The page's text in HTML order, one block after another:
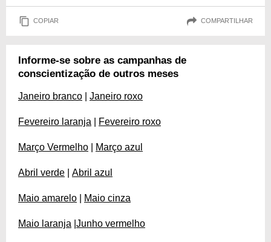
COPIAR COMPARTILHAR
Informe-se sobre as campanhas de
conscientização de outros meses
Janeiro branco Janeiro roxo
Fevereiro laranja Fevereiro roxo
Março Vermelho Março azul
Abril verde Abril azul
Maio amarelo Maio cinza
Maio laranja Junho vermelho